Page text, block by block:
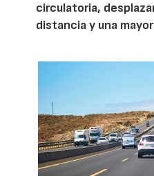
circulatoria,
distancia y una